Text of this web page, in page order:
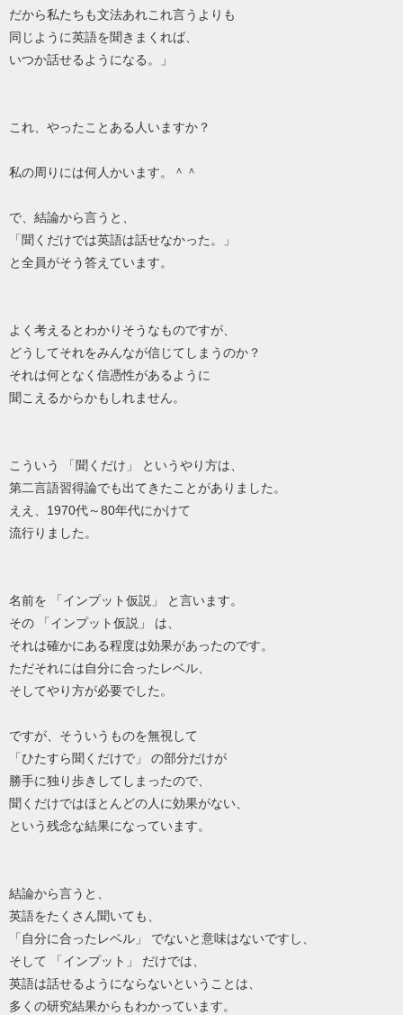
だから私たちも文法あれこれ言うよりも
同じように英語を聞きまくれば、
いつか話せるようになる。」
これ、やったことある人いますか？
私の周りには何人かいます。＾＾
で、結論から言うと、
「聞くだけでは英語は話せなかった。」
と全員がそう答えています。
よく考えるとわかりそうなものですが、
どうしてそれをみんなが信じてしまうのか？
それは何となく信憑性があるように
聞こえるからかもしれません。
こういう 「聞くだけ」 というやり方は、
第二言語習得論でも出てきたことがありました。
ええ、1970代～80年代にかけて
流行りました。
名前を 「インプット仮説」 と言います。
その 「インプット仮説」 は、
それは確かにある程度は効果があったのです。
ただそれには自分に合ったレベル、
そしてやり方が必要でした。
ですが、そういうものを無視して
「ひたすら聞くだけで」 の部分だけが
勝手に独り歩きしてしまったので、
聞くだけではほとんどの人に効果がない、
という残念な結果になっています。
結論から言うと、
英語をたくさん聞いても、
「自分に合ったレベル」 でないと意味はないですし、
そして 「インプット」 だけでは、
英語は話せるようにならないということは、
多くの研究結果からもわかっています。